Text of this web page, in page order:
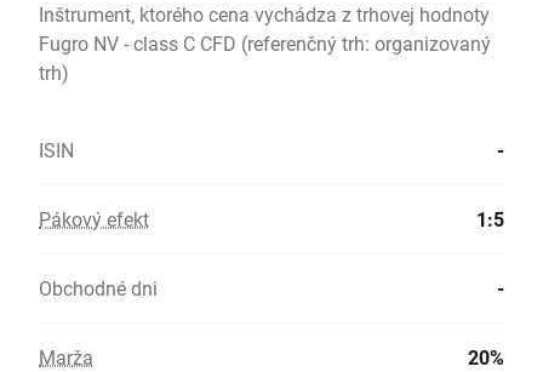
Inštrument, ktorého cena vychádza z trhovej hodnoty
Fugro NV - class C CFD (referenčný trh: organizovaný
trh)
ISIN -
Pákový efekt 1:5
Obchodné dni -
Marža 20%